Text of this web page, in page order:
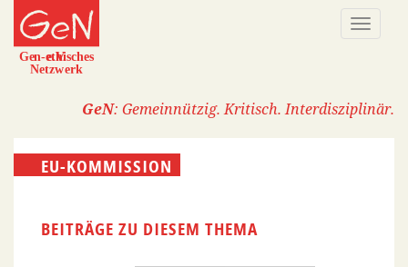
Direkt
zum
Inhalt
GeN: Gemeinnützig. Kritisch. Interdisziplinär.
EU-KOMMISSION
BEITRÄGE ZU DIESEM THEMA